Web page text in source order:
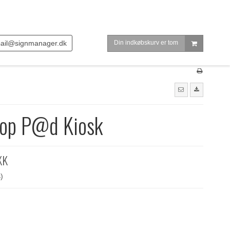
Din indkøbskurv er tom
P@d Kiosk